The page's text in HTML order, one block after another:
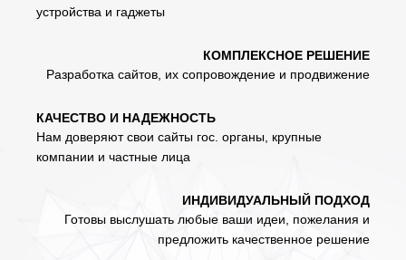
устройства и гаджеты
КОМПЛЕКСНОЕ РЕШЕНИЕ
Разработка сайтов, их сопровождение и продвижение
КАЧЕСТВО И НАДЕЖНОСТЬ
Нам доверяют свои сайты гос. органы, крупные
компании и частные лица
ИНДИВИДУАЛЬНЫЙ ПОДХОД
Готовы выслушать любые ваши идеи, пожелания и
предложить качественное решение